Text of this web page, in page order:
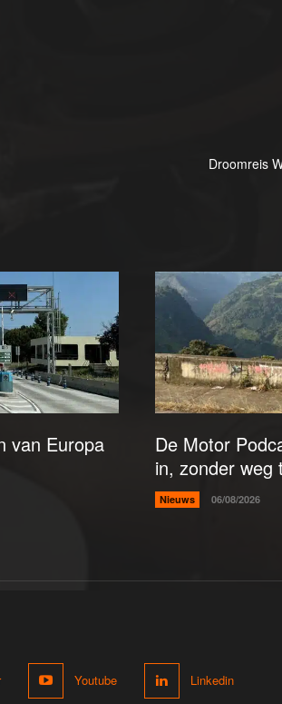
Droomreis
van Europa
De Motor
in, zonder weg
Nieuws 06/08/2026
Youtube Linkedin